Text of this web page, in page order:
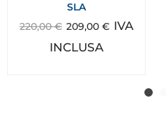
SLA
220,00€ 209,00 € IVA
INCLUSA